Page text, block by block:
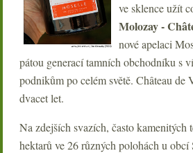
ve sklence užít
Molozay -
nové apelaci
pátou generací tamních obchodníku s
podnikům po celém světě. Château
dvacet let.
Na zdejších svazích, často
hektarů ve 26 různých polohách u